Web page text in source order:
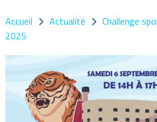
Accueil Actualité
Challenge
2025